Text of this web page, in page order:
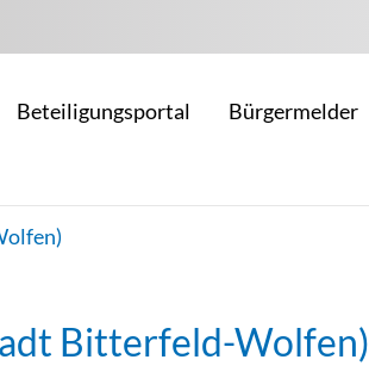
Beteiligungsportal Bürgermelder
Bitterfeld-Wolfen)